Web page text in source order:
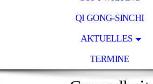
QI GONG-SINCHI
AKTUELLES
TERMINE